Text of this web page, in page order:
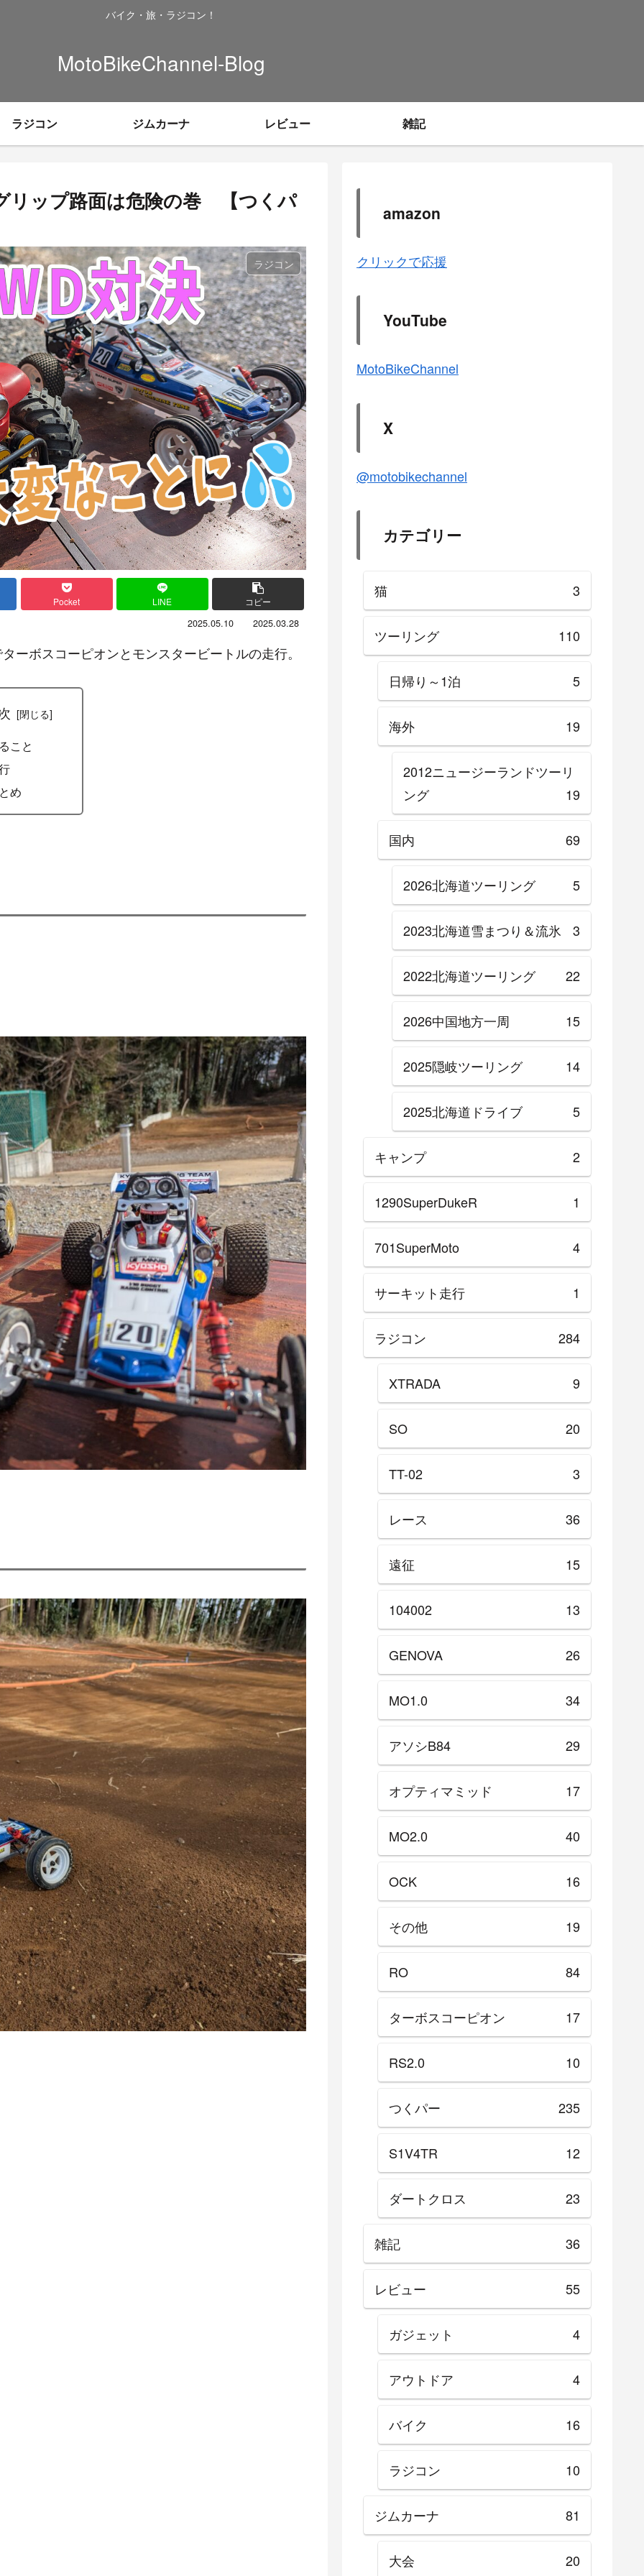
バイク・旅・ラジコン！
MotoBikeChannel-Blog
ラジコン ジムカーナ レビュー 雑記
ップ路面は危険の巻 【つくパ
ラジコン
Pocket LINE コピー
2025.05.10 2025.03.28
ーボスコーピオンとモンスタービートルの走行。
こと
め
amazon
クリックで応援
YouTube
MotoBikeChannel
X
@motobikechannel
カテゴリー
猫 3
ツーリング 110
日帰り～1泊 5
海外 19
2012ニュージーランドツーリ
ング
19
国内 69
2026北海道ツーリング 5
2023北海道雪まつり＆流氷 3
2022北海道ツーリング 22
2026中国地方一周 15
2025隠岐ツーリング 14
2025北海道ドライブ 5
キャンプ 2
1290SuperDukeR 1
701SuperMoto 4
サーキット走行 1
ラジコン 284
XTRADA 9
SO 20
TT-02 3
レース 36
遠征 15
104002 13
GENOVA 26
MO1.0 34
アソシB84 29
オプティマミッド 17
MO2.0 40
OCK 16
その他 19
RO 84
ターボスコーピオン 17
RS2.0 10
つくパー 235
S1V4TR 12
ダートクロス 23
雑記 36
レビュー 55
ガジェット 4
アウトドア 4
バイク 16
ラジコン 10
ジムカーナ 81
大会 20